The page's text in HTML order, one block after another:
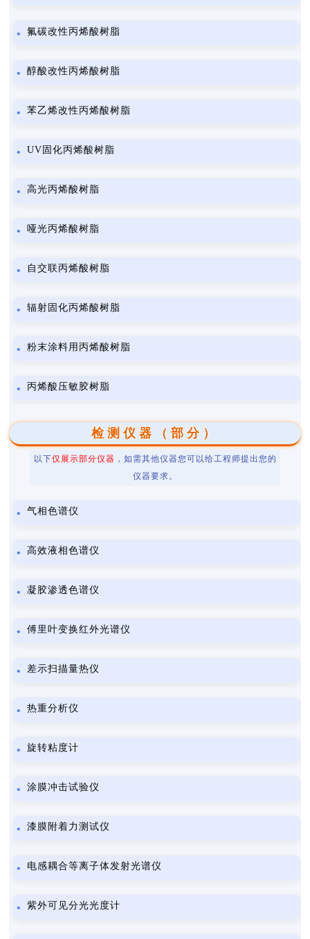
氟碳改性丙烯酸树脂
醇酸改性丙烯酸树脂
苯乙烯改性丙烯酸树脂
UV固化丙烯酸树脂
高光丙烯酸树脂
哑光丙烯酸树脂
自交联丙烯酸树脂
辐射固化丙烯酸树脂
粉末涂料用丙烯酸树脂
丙烯酸压敏胶树脂
检测仪器（部分）
以下仅展示部分仪器 ，如需其他仪器您可以给工程师提出您的
仪器要求。
气相色谱仪
高效液相色谱仪
凝胶渗透色谱仪
傅里叶变换红外光谱仪
差示扫描量热仪
热重分析仪
旋转粘度计
涂膜冲击试验仪
漆膜附着力测试仪
电感耦合等离子体发射光谱仪
紫外可见分光光度计